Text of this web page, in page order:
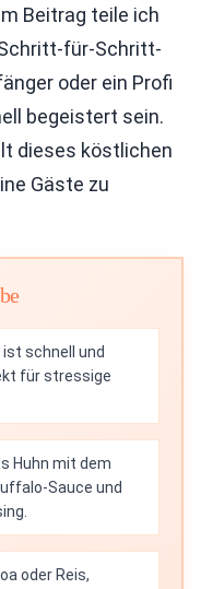
Beitrag teile ich
für-Schritt-
oder ein Profi
begeistert sein.
dieses köstlichen
Gäste zu
schnell und
für stressige
Huhn mit dem
Sauce und
oder Reis,